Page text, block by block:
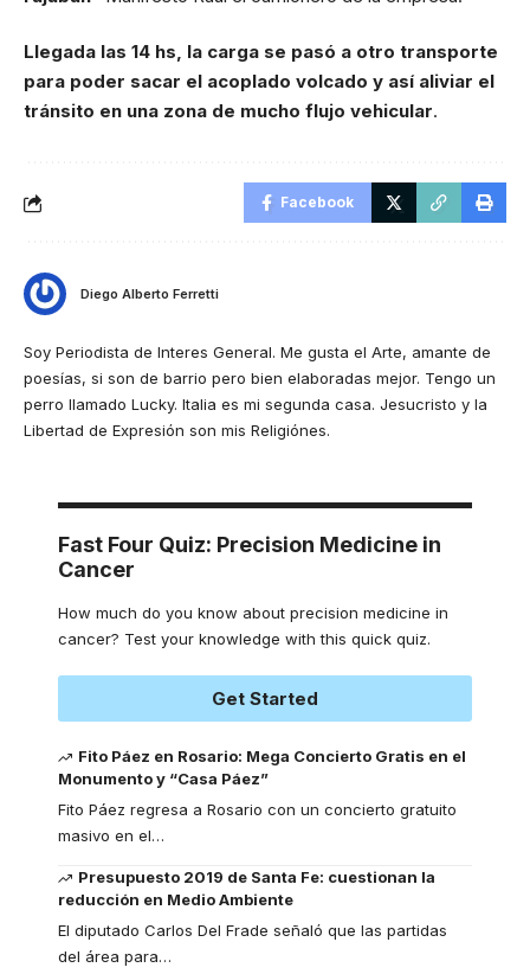
Llegada las 14 hs, la carga se pasó a otro transporte
para poder sacar el acoplado volcado y así aliviar el
tránsito en una zona de mucho flujo vehicular.
Facebook
Diego Alberto Ferretti
Soy Periodista de Interes General. Me gusta el Arte, amante de
poesías, si son de barrio pero bien elaboradas mejor. Tengo un
perro llamado Lucky. Italia es mi segunda casa. Jesucristo y la
Libertad de Expresión son mis Religiónes.
Fast Four Quiz: Precision Medicine in
Cancer
How much do you know about precision medicine in
cancer? Test your knowledge with this quick quiz.
Get Started
Fito Páez en Rosario: Mega Concierto Gratis en el
Monumento y “Casa Páez”
Fito Páez regresa a Rosario con un concierto gratuito
masivo en el…
Presupuesto 2019 de Santa Fe: cuestionan la
reducción en Medio Ambiente
El diputado Carlos Del Frade señaló que las partidas
del área para…